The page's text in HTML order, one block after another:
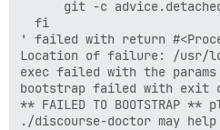
git -c
  fi
' failed with return
Location of failure: /usr/
exec failed with the
bootstrap failed with exit
** FAILED TO
./discourse-doctor may